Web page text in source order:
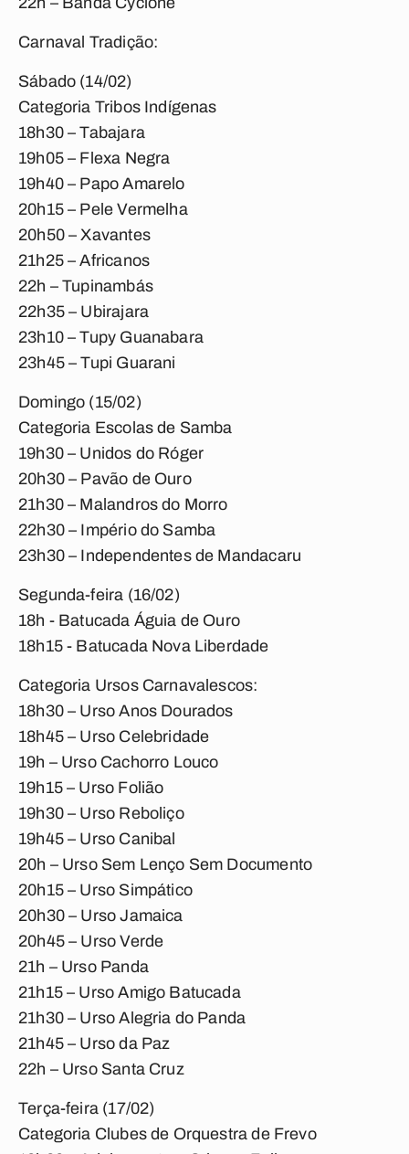
Carnaval Tradição:
Sábado (14/02)
Categoria Tribos Indígenas
18h30 – Tabajara
19h05 – Flexa Negra
19h40 – Papo Amarelo
20h15 – Pele Vermelha
20h50 – Xavantes
21h25 – Africanos
22h – Tupinambás
22h35 – Ubirajara
23h10 – Tupy Guanabara
23h45 – Tupi Guarani
Domingo (15/02)
Categoria Escolas de Samba
19h30 – Unidos do Róger
20h30 – Pavão de Ouro
21h30 – Malandros do Morro
22h30 – Império do Samba
23h30 – Independentes de Mandacaru
Segunda-feira (16/02)
18h - Batucada Águia de Ouro
18h15 - Batucada Nova Liberdade
Categoria Ursos Carnavalescos:
18h30 – Urso Anos Dourados
18h45 – Urso Celebridade
19h – Urso Cachorro Louco
19h15 – Urso Folião
19h30 – Urso Reboliço
19h45 – Urso Canibal
20h – Urso Sem Lenço Sem Documento
20h15 – Urso Simpático
20h30 – Urso Jamaica
20h45 – Urso Verde
21h – Urso Panda
21h15 – Urso Amigo Batucada
21h30 – Urso Alegria do Panda
21h45 – Urso da Paz
22h – Urso Santa Cruz
Terça-feira (17/02)
Categoria Clubes de Orquestra de Frevo